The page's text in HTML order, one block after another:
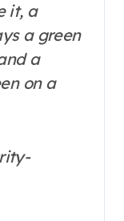
it, a
a green
a
on a